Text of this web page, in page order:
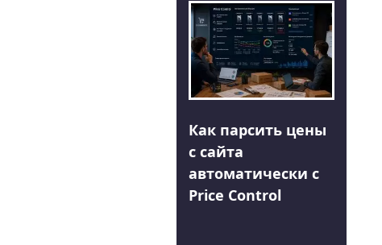
Как парсить цены
с сайта
автоматически с
Price Control